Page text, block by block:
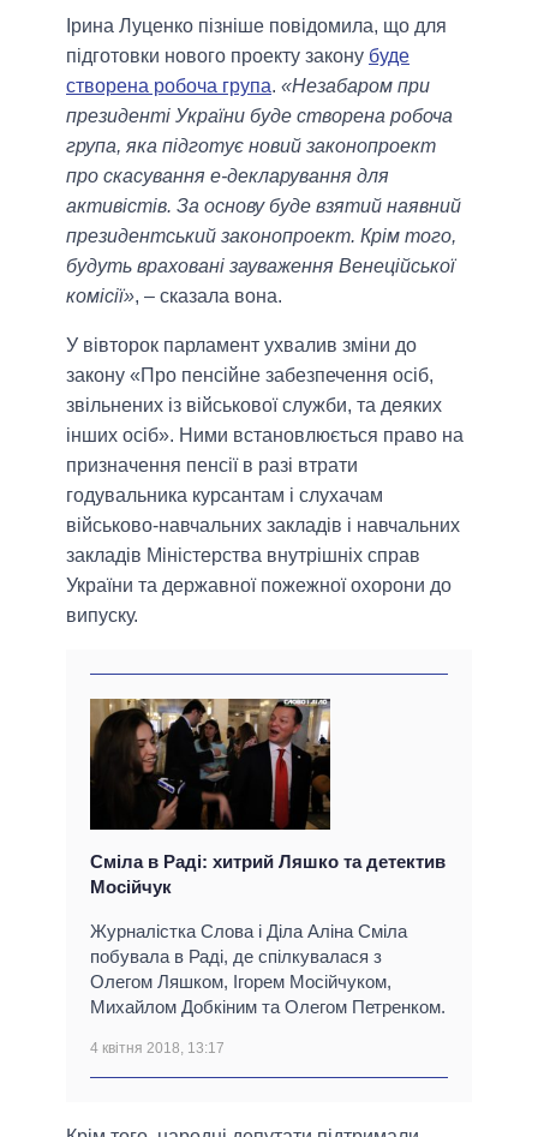
Ірина Луценко пізніше повідомила, що для
підготовки нового проекту закону буде
створена робоча група. «Незабаром при
президенті України буде створена робоча
група, яка підготує новий законопроект
про скасування е-декларування для
активістів. За основу буде взятий наявний
президентський законопроект. Крім того,
будуть враховані зауваження Венеційської
комісії», – сказала вона.
У вівторок парламент ухвалив зміни до
закону «Про пенсійне забезпечення осіб,
звільнених із військової служби, та деяких
інших осіб». Ними встановлюється право на
призначення пенсії в разі втрати
годувальника курсантам і слухачам
військово-навчальних закладів і навчальних
закладів Міністерства внутрішніх справ
України та державної пожежної охорони до
випуску.
Сміла в Раді: хитрий Ляшко та детектив
Мосійчук
Журналістка Слова і Діла Аліна Сміла
побувала в Раді, де спілкувалася з
Олегом Ляшком, Ігорем Мосійчуком,
Михайлом Добкіним та Олегом Петренком.
4 квітня 2018, 13:17